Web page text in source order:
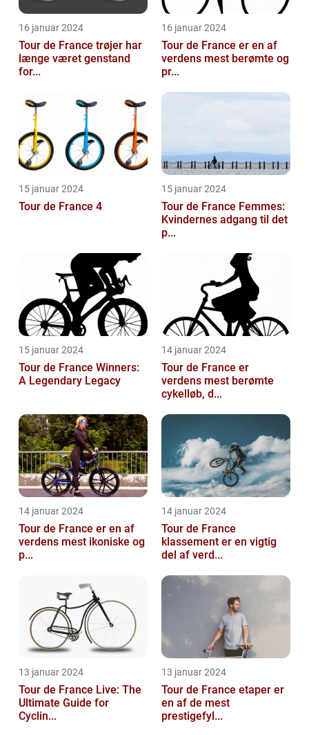
16 januar 2024
Tour de France trøjer har
længe været genstand
for...
16 januar 2024
Tour de France er en af
verdens mest berømte og
pr...
15 januar 2024
Tour de France 4
15 januar 2024
Tour de France Femmes:
Kvindernes adgang til det
p...
15 januar 2024
Tour de France Winners:
A Legendary Legacy
14 januar 2024
Tour de France er
verdens mest berømte
cykelløb, d...
14 januar 2024
Tour de France er en af
verdens mest ikoniske og
p...
14 januar 2024
Tour de France
klassement er en vigtig
del af verd...
13 januar 2024
Tour de France Live: The
Ultimate Guide for
Cyclin...
13 januar 2024
Tour de France etaper er
en af de mest
prestigefyl...